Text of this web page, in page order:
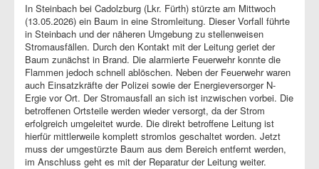
In Steinbach bei Cadolzburg (Lkr. Fürth) stürzte am Mittwoch
(13.05.2026) ein Baum in eine Stromleitung. Dieser Vorfall führte
in Steinbach und der näheren Umgebung zu stellenweisen
Stromausfällen. Durch den Kontakt mit der Leitung geriet der
Baum zunächst in Brand. Die alarmierte Feuerwehr konnte die
Flammen jedoch schnell ablöschen. Neben der Feuerwehr waren
auch Einsatzkräfte der Polizei sowie der Energieversorger N-
Ergie vor Ort. Der Stromausfall an sich ist inzwischen vorbei. Die
betroffenen Ortsteile werden wieder versorgt, da der Strom
erfolgreich umgeleitet wurde. Die direkt betroffene Leitung ist
hierfür mittlerweile komplett stromlos geschaltet worden. Jetzt
muss der umgestürzte Baum aus dem Bereich entfernt werden,
im Anschluss geht es mit der Reparatur der Leitung weiter.